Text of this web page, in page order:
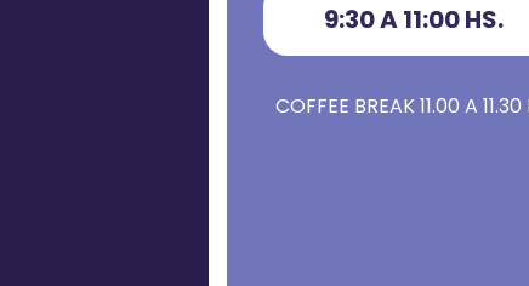
9:30 A 11:00 HS.
COFFEE BREAK 11.00 A 11.30